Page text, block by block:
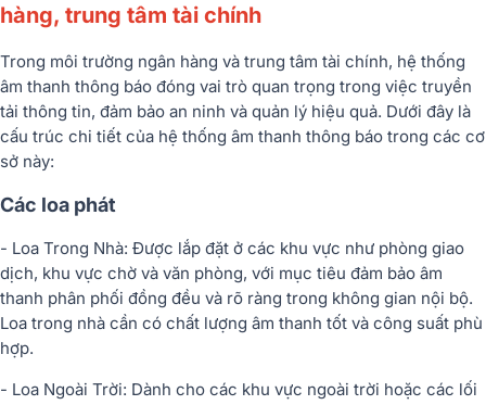
hàng, trung tâm tài chính
Trong môi trường ngân hàng và trung tâm tài chính, hệ thống
âm thanh thông báo đóng vai trò quan trọng trong việc truyền
tải thông tin, đảm bảo an ninh và quản lý hiệu quả. Dưới đây là
cấu trúc chi tiết của hệ thống âm thanh thông báo trong các cơ
sở này:
Các loa phát
- Loa Trong Nhà: Được lắp đặt ở các khu vực như phòng giao
dịch, khu vực chờ và văn phòng, với mục tiêu đảm bảo âm
thanh phân phối đồng đều và rõ ràng trong không gian nội bộ.
Loa trong nhà cần có chất lượng âm thanh tốt và công suất phù
hợp.
- Loa Ngoài Trời: Dành cho các khu vực ngoài trời hoặc các lối